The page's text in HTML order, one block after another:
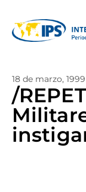
18 de marzo, 1999
/